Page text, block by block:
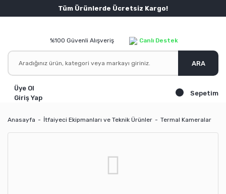
Tüm Ürünlerde Ücretsiz Kargo!
%100 Güvenli Alışveriş Canlı Destek
ARA
Üye Ol
Giriş Yap
Sepetim
Anasayfa İtfaiyeci Ekipmanları ve Teknik Ürünler Termal Kameralar